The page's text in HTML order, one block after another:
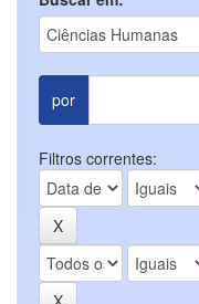
por
Filtros correntes: